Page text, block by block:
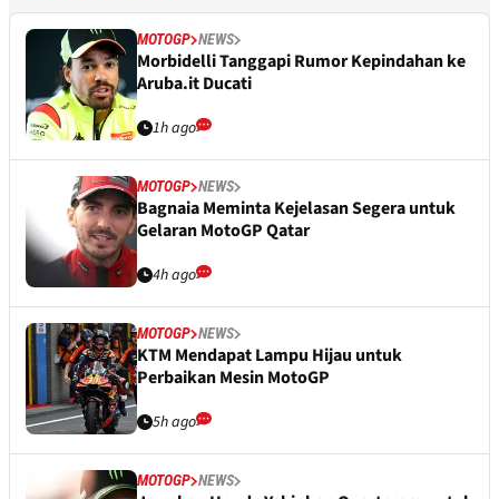
MOTOGP NEWS
Morbidelli Tanggapi Rumor Kepindahan ke
Aruba.it Ducati
1h ago
MOTOGP NEWS
Bagnaia Meminta Kejelasan Segera untuk
Gelaran MotoGP Qatar
4h ago
MOTOGP NEWS
KTM Mendapat Lampu Hijau untuk
Perbaikan Mesin MotoGP
5h ago
MOTOGP NEWS